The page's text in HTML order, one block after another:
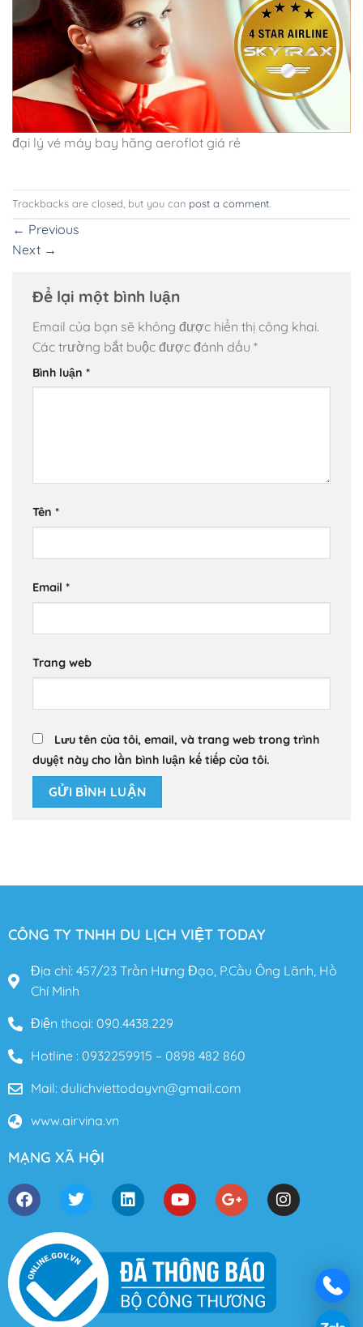
đại lý vé máy bay hãng aeroflot giá rẻ
Trackbacks are closed, but you can post a comment.
← Previous
Next →
Để lại một bình luận
Email của bạn sẽ không được hiển thị công khai.
Các trường bắt buộc được đánh dấu *
Bình luận *
Tên *
Email *
Trang web
Lưu tên của tôi, email, và trang web trong trình
duyệt này cho lần bình luận kế tiếp của tôi.
CÔNG TY TNHH DU LỊCH VIỆT TODAY
Địa chỉ: 457/23 Trần Hưng Đạo, P.Cầu Ông Lãnh, Hồ
Chí Minh
Điện thoại: 090.4438.229
Hotline : 0932259915 – 0898 482 860
Mail: dulichviettodayvn@gmail.com
www.airvina.vn
MẠNG XÃ HỘI